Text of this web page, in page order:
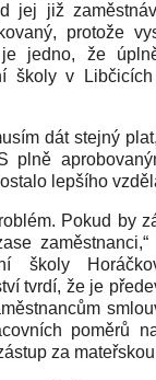
jej již
protože
jedno, že
školy v
dát stejný
plně
lepšího
Pokud by
školy
tvrdí, že je
poměrů
za